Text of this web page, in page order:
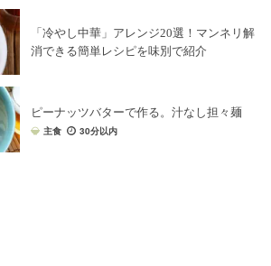
「冷やし中華」アレンジ20選！マンネリ解
消できる簡単レシピを味別で紹介
ピーナッツバターで作る。汁なし担々麺
主食 30分以内